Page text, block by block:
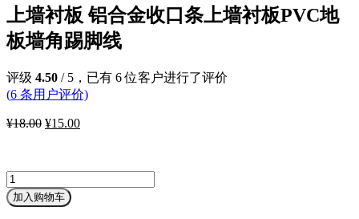
上墙衬板 铝合金收口条上墙衬板PVC地
板墙角踢脚线
评级 4.50 / 5，已有 6位客户进行了评价
(6 条用户评价)
¥18.00 原
¥18.00。
¥15.00当
格
为：
上
墙
衬
加入购物车